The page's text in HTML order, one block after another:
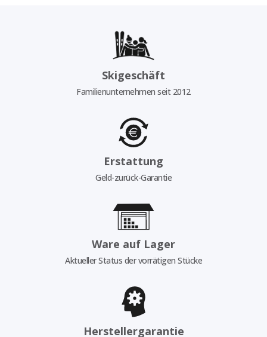
Skigeschäft
Familienunternehmen seit 2012
Erstattung
Geld-zurück-Garantie
Ware auf Lager
Aktueller Status der vorrätigen Stücke
Herstellergarantie